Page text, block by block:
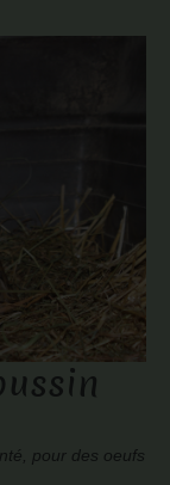
pour des oeufs